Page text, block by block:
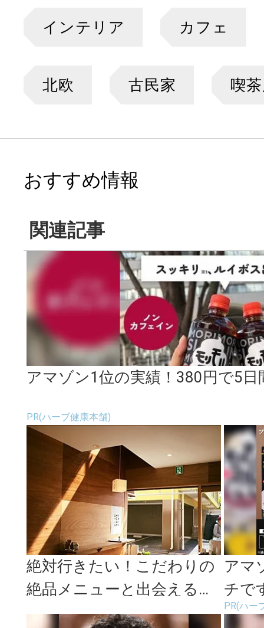
インテリア カフェ
北欧 古民家 喫
おすすめ情報
関連記事
アマゾン1位の実績！380円で5日
PR(ハーブ健康本舗)
絶対行きたい！こだわりの
絶品メニューと出会える三
軒茶屋のおしゃれカフェ＜
アマ
チで
PR(ハー